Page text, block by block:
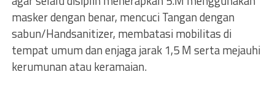
masker dengan benar, mencuci Tangan dengan
sabun/Handsanitizer, membatasi mobilitas di
tempat umum dan enjaga jarak 1,5 M serta mejauhi
kerumunan atau keramaian.